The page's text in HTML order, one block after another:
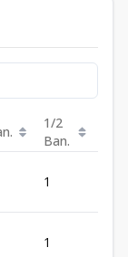
1/2
Ban.
1
1